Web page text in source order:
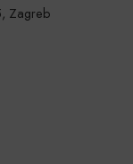
Zagreb